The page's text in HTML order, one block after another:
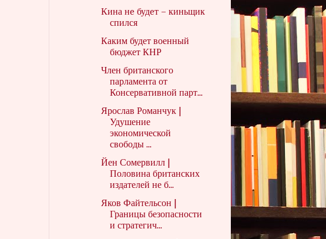
Кина нe будeт – киньщик
спился
Каким будет военный
бюджет КНР
Член британского
парламента от
Консервативной парт...
Ярослав Романчук |
Удушение
экономической
свободы ...
Йен Сомервилл |
Половина британских
издателей не б...
Яков Файтельсон |
Границы безопасности
и стратегич...